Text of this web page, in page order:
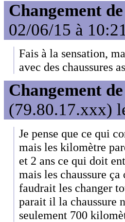
Changement
02/06/15 à
Fais à la sensation,
avec des chaussures
Changement
(79.80.17.xxx)
Je pense que ce qui
mais les kilomètre
et 2 ans ce qui doit
mais les chaussure
faudrait les changer
parait il la chaussure
seulement 700